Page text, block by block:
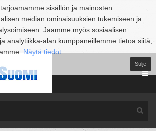
sisällön ja mainosten
median ominaisuuksien tukemiseen ja
Jaamme myös sosiaalisen
analytiikka-alan kumppaneillemme tietoa siitä,
Näytä tiedot
Sulje